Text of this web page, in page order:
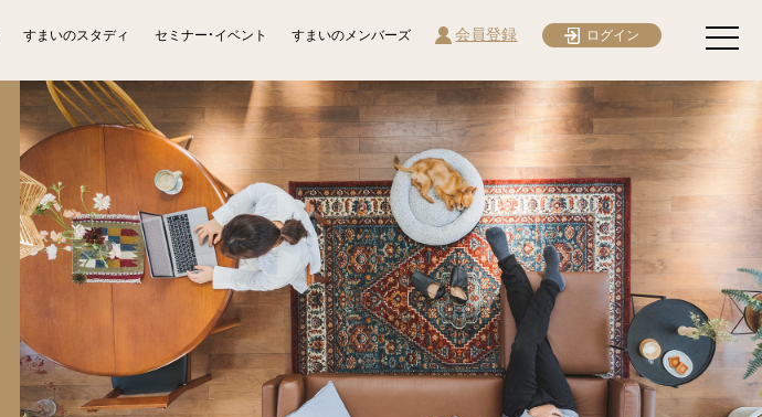
すまいのスタディ セミナー・イベント すまいのメンバーズ 会員登録 ログイン